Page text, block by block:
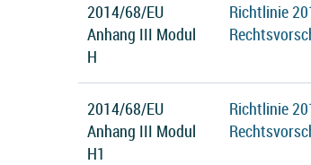
2014/68/EU
Anhang III Modul
H
Richtlinie
2014/68/EU
Anhang III Modul
H1
Richtlinie